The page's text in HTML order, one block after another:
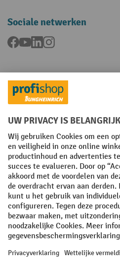
Sociale netwerken
Facebook
YouTubeLinkedInInstagram
Talen
FR NL
Algemene verkoopvoorwaarden
Privacyverklaring Privacy-
All prices excl. VAT plusshipping costs
if not stated otherwise.
¹ De korting is geldig tot en met de
andere aanbiedingen en lopende
wordt éénmalig toegekend bij de
worden bij een online aankoop met